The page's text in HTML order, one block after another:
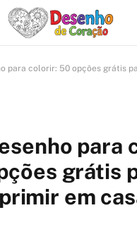
para colorir: 50 opções grátis para
para
grátis
em